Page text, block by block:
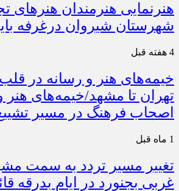
هنرنمایی هنرمندان هنرهای
شهرستان شیروان درغرفه
4 هفته قبل
خیمه‌های هنر و رسانه در قلب
تهران تا مشهد/خیمه‌های هنر
اصحاب فرهنگ در مسیر
1 ماه قبل
تغییر مسیر تردد به سمت
غربی بجنورد در ایام بدرقه